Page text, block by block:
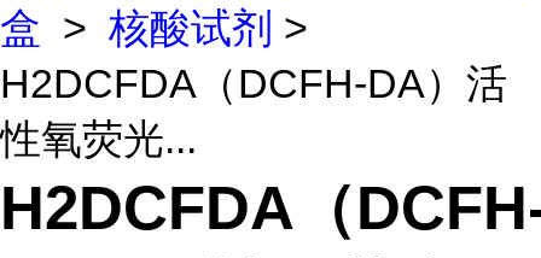
盒 > 核酸试剂 >
H2DCFDA（DCFH-DA）活
性氧荧光...
H2DCFDA（